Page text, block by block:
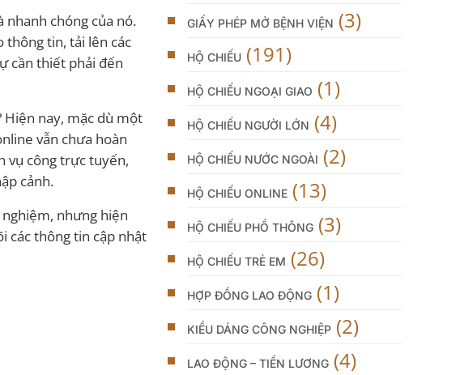
chóng của nó.
thông tin, tải lên các
cần thiết phải đến
Hiện nay, mặc dù một
vẫn chưa hoàn
vụ công trực tuyến,
cảnh.
nhưng hiện
các thông tin cập nhật
GIẤY PHÉP MỞ BỆNH VIỆN (3)
HỘ CHIẾU (191)
HỘ CHIẾU NGOẠI GIAO (1)
HỘ CHIẾU NGƯỜI LỚN (4)
HỘ CHIẾU NƯỚC NGOÀI (2)
HỘ CHIẾU ONLINE (13)
HỘ CHIẾU PHỔ THÔNG (3)
HỘ CHIẾU TRẺ EM (26)
HỢP ĐỒNG LAO ĐỘNG (1)
KIỂU DÁNG CÔNG NGHIỆP (2)
LAO ĐỘNG – TIỀN LƯƠNG (4)